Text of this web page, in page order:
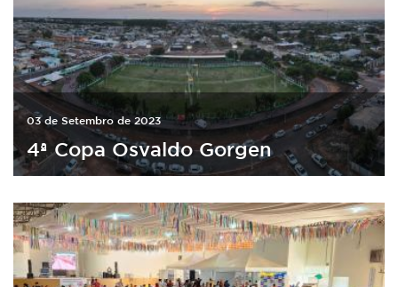
03 de Setembro de 2023
4ª Copa Osvaldo Gorgen